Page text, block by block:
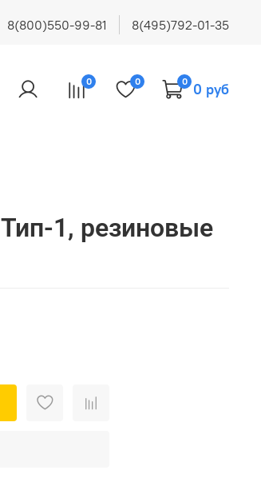
8(800)550-99-81 8(495)792-01-35
0 0 0 0 руб
1, резиновые